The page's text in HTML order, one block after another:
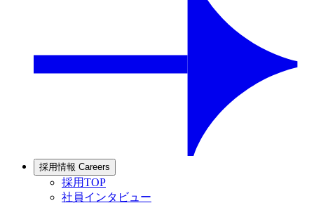
採用情報 Careers
採用TOP
社員インタビュー